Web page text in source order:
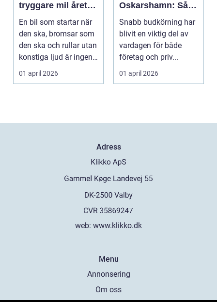
tryggare mil året
runt
En bil som startar när
den ska, bromsar som
den ska och rullar utan
konstiga ljud är ingen
självklar...
01 april 2026
Oskarshamn: Så
väljer företag och
privatpersoner rätt
lösning
Snabb budkörning har
blivit en viktig del av
vardagen för både
företag och priv...
01 april 2026
Adress
web: www.klikko.dk
Menu
Annonsering
Om oss